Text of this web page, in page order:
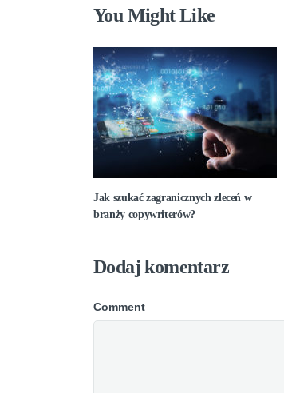
You Might Like
Jak szukać zagranicznych zleceń w
branży copywriterów?
Dodaj komentarz
Comment